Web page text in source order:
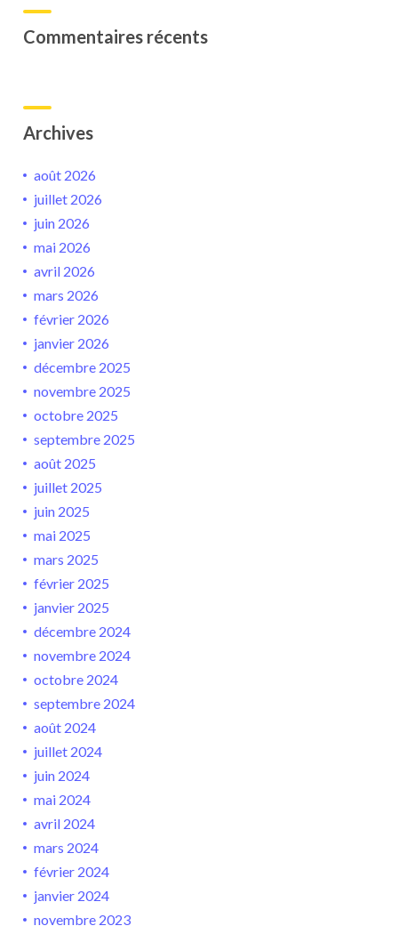
Commentaires récents
Archives
août 2026
juillet 2026
juin 2026
mai 2026
avril 2026
mars 2026
février 2026
janvier 2026
décembre 2025
novembre 2025
octobre 2025
septembre 2025
août 2025
juillet 2025
juin 2025
mai 2025
mars 2025
février 2025
janvier 2025
décembre 2024
novembre 2024
octobre 2024
septembre 2024
août 2024
juillet 2024
juin 2024
mai 2024
avril 2024
mars 2024
février 2024
janvier 2024
novembre 2023